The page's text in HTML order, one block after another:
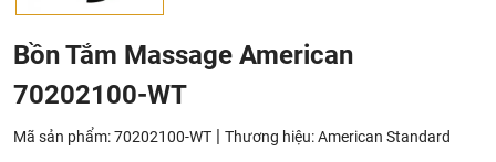
Bồn Tắm Massage American
70202100-WT
Mã sản phẩm: 70202100-WT | Thương hiệu:American Standard